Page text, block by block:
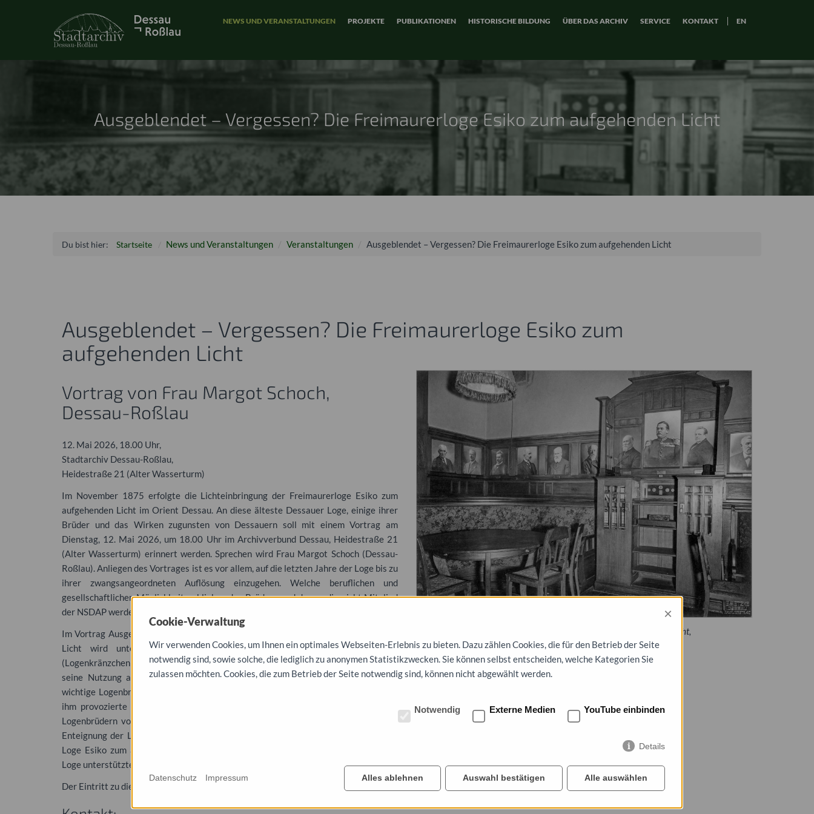
NEWS UND VERANSTALTUNGEN PROJEKTE PUBLIKATIONEN HISTORISCHE BILDUNG ÜBER DAS ARCHIV SERVICE KONTAKT EN
Ausgeblendet – Vergessen? Die Freimaurerloge Esiko zum aufgehenden Licht
Du bist hier: Startseite News und Veranstaltungen Veranstaltungen Ausgeblendet – Vergessen? Die Freimaurerloge Esiko zum aufgehenden Licht
Ausgeblendet – Vergessen? Die Freimaurerloge Esiko zum
aufgehenden Licht
Vortrag von Frau Margot Schoch,
Dessau-Roßlau
12. Mai 2026, 18.00 Uhr,
Stadtarchiv Dessau-Roßlau,
Heidestraße 21 (Alter Wasserturm)
Im November 1875 erfolgte die Lichteinbringung der Freimaurerloge Esiko zum
aufgehenden Licht im Orient Dessau. An diese älteste Dessauer Loge, einige ihrer
Brüder und das Wirken zugunsten von Dessauern soll mit einem Vortrag am
Dienstag, 12. Mai 2026, um 18.00 Uhr im Archivverbund Dessau, Heidestraße 21
(Alter Wasserturm) erinnert werden. Sprechen wird Frau Margot Schoch (Dessau-
Roßlau). Anliegen des Vortrages ist es vor allem, auf die letzten Jahre der Loge bis zu
ihrer zwangsangeordneten Auflösung einzugehen. Welche beruflichen und
gesellschaftlichen Möglichkeiten blieben den Brüdern und denen, die nicht Mitglied
der NSDAPwerden konnten?
Im Vortrag Ausgeblendet – Vergessen? Die Freimaurerloge Esiko zum aufgehenden
Licht wird unter anderem eingegangen auf die Vorgeschichte der Loge
(Logenkränzchen ab 1821) und deren Gründung 1875, auf den Bau des Logenhauses,
seine Nutzung als Lazarett im Ersten Weltkrieg und nach der Enteignung, auf
wichtige Logenbrüder, auf
ihm provozierte Spaltung der städtischen Gemeinschaft, auf den Ausschluss von
Logenbrüdern von bestimmten Vorträgen und Veranstaltungen, auf Auflösung und
Enteignung der Loge. Die Referentin geht ebenso ein auf Überlebensversuche der
Loge Esiko zum aufgehenden Licht und deren Wiederbelebung sowie auf von der
Loge unterstützte soziale Projekte.
Der Eintritt zu dieser Veranstaltung ist frei.
Dessau, Freimaurerloge, Loge Esiko zum aufgehenden Licht, Innenansicht,
Aufenthaltsraum vor dem Festsaal
Cookie-Verwaltung ×
Wir verwenden Cookies, um Ihnen ein optimales Webseiten-Erlebnis zu bieten. Dazu zählen Cookies, die für den Betrieb der Seite
notwendig sind, sowie solche, die lediglich zu anonymen Statistikzwecken. Sie können selbst entscheiden, welche Kategorien Sie
zulassen möchten. Cookies, die zum Betrieb der Seite notwendig sind, können nicht abgewählt werden.
Notwendig Externe Medien YouTube einbinden
Details
Alles ablehnen Auswahl bestätigen Alle auswählen
Datenschutz Impressum